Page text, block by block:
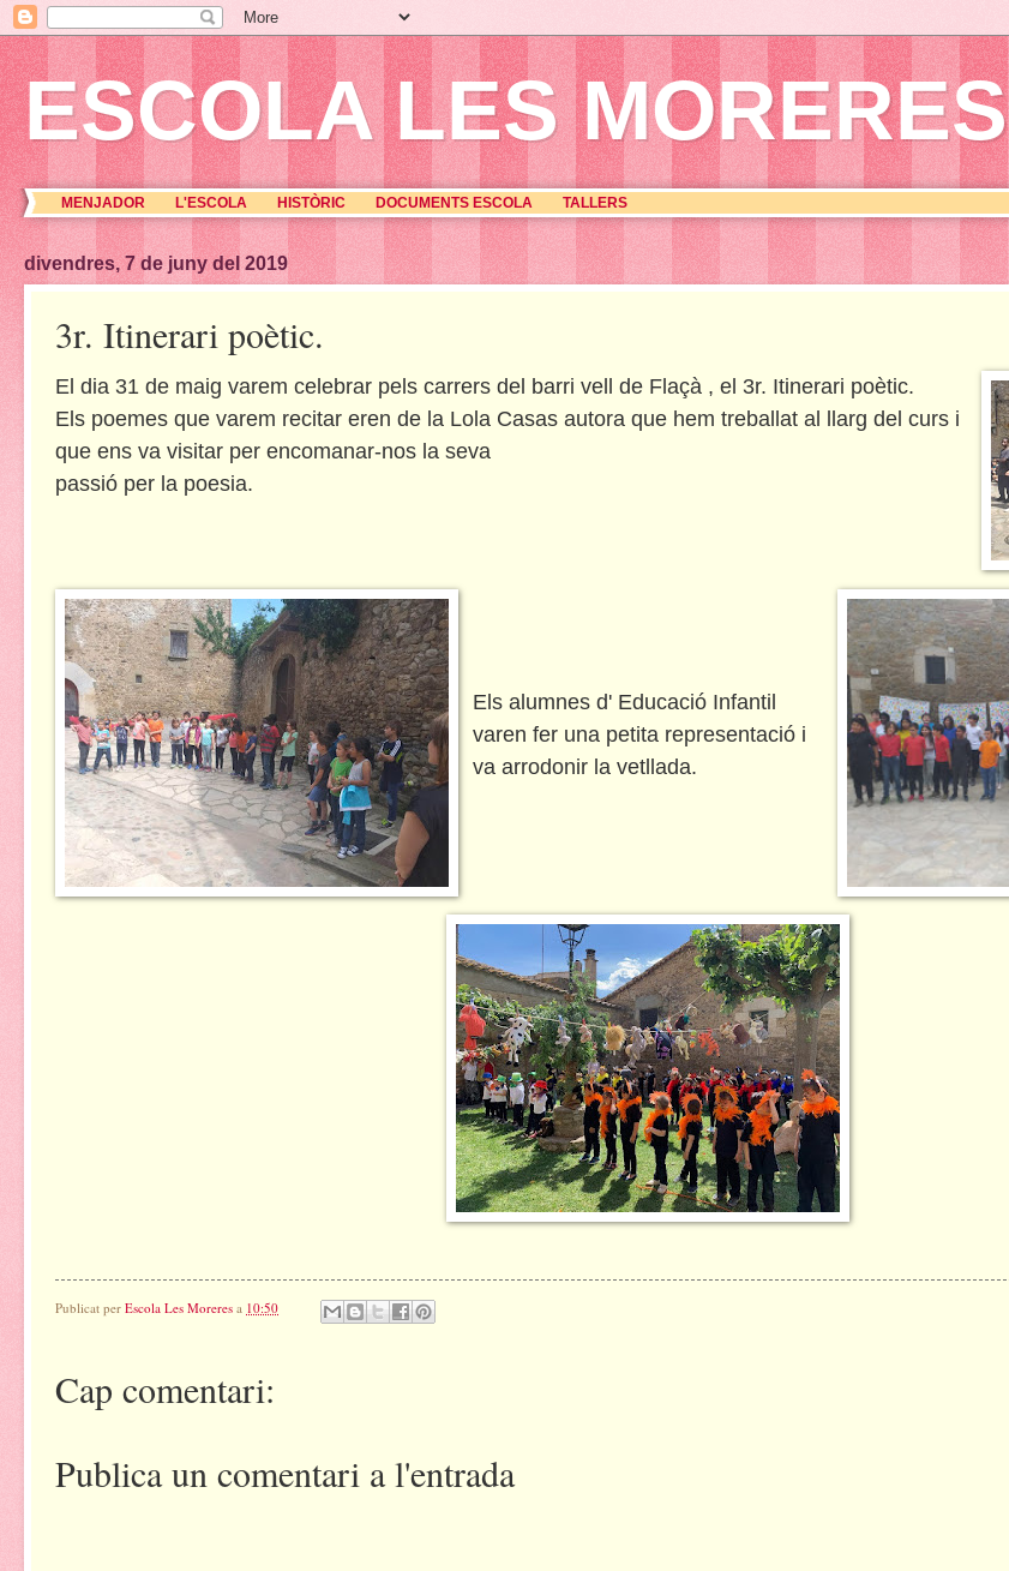
ESCOLA LES MORERES
MENJADOR L'ESCOLA HISTÒRIC DOCUMENTS ESCOLA TALLERS
divendres, 7 de juny del 2019
3r. Itinerari poètic.
El dia 31 de maig varem celebrar pels carrers del barri vell de Flaçà , el 3r. Itinerari poètic.
Els poemes que varem recitar eren de la Lola Casas autora que hem treballat al llarg del curs i
que ens va visitar per encomanar-nos la seva
passió per la poesia.
Els alumnes d' Educació Infantil
varen fer una petita representació i
va arrodonir la vetllada.
Publicat per Escola Les Moreres a 10:50
Cap comentari:
Publica un comentari a l'entrada